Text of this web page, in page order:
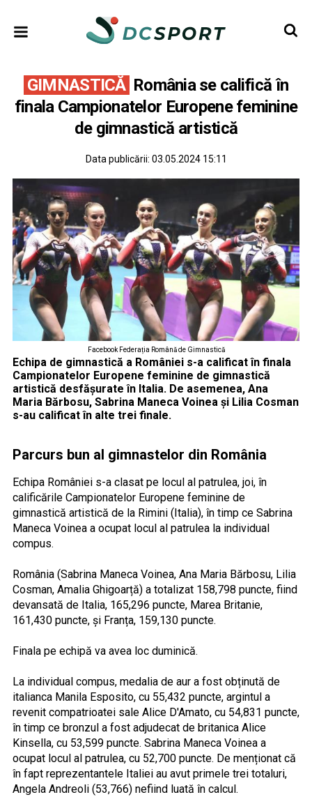
GIMNASTICĂ România se califică în
finala Campionatelor Europene feminine
de gimnastică artistică
Data publicării: 03.05.2024 15:11
Facebook Federația Română de Gimnastică
Echipa de gimnastică a României s-a calificat în finala
Campionatelor Europene feminine de gimnastică
artistică desfășurate în Italia. De asemenea, Ana
Maria Bărbosu, Sabrina Maneca Voinea și Lilia Cosman
s-au calificat în alte trei finale.
Parcurs bun al gimnastelor din România
Echipa României s-a clasat pe locul al patrulea, joi, în
calificările Campionatelor Europene feminine de
gimnastică artistică de la Rimini (Italia), în timp ce Sabrina
Maneca Voinea a ocupat locul al patrulea la individual
compus.
România (Sabrina Maneca Voinea, Ana Maria Bărbosu, Lilia
Cosman, Amalia Ghigoarță) a totalizat 158,798 puncte, fiind
devansată de Italia, 165,296 puncte, Marea Britanie,
161,430 puncte, și Franța, 159,130 puncte.
Finala pe echipă va avea loc duminică.
La individual compus, medalia de aur a fost obținută de
italianca Manila Esposito, cu 55,432 puncte, argintul a
revenit compatrioatei sale Alice D'Amato, cu 54,831 puncte,
în timp ce bronzul a fost adjudecat de britanica Alice
Kinsella, cu 53,599 puncte. Sabrina Maneca Voinea a
ocupat locul al patrulea, cu 52,700 puncte. De menționat că
în fapt reprezentantele Italiei au avut primele trei totaluri,
Angela Andreoli (53,766) nefiind luată în calcul.